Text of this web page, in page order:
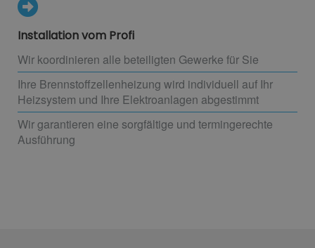
Installation vom Profi
Wir koordinieren alle beteiligten Gewerke für Sie
Ihre Brennstoffzellenheizung wird individuell auf Ihr
Heizsystem und Ihre Elektroanlagen abgestimmt
Wir garantieren eine sorgfältige und termingerechte
Ausführung